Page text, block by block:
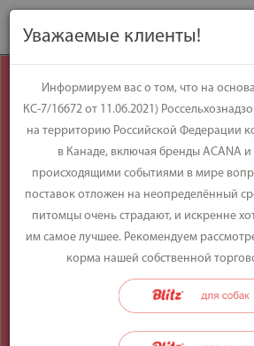
Информируем вас о
основании указания (ФС-
11.06.2021)
запрещены к ввозу на
Российской
произведенные в
Уважаемые клиенты!
Информируем вас о том, что на
КС-7/16672 от 11.06.2021)
на территорию Российской Федерации
в Канаде, включая бренды ACANA и
происходящими событиями в мире
поставок отложен на неопределённый
питомцы очень страдают, и искренне
им самое лучшее. Рекомендуем
корма нашей собственной